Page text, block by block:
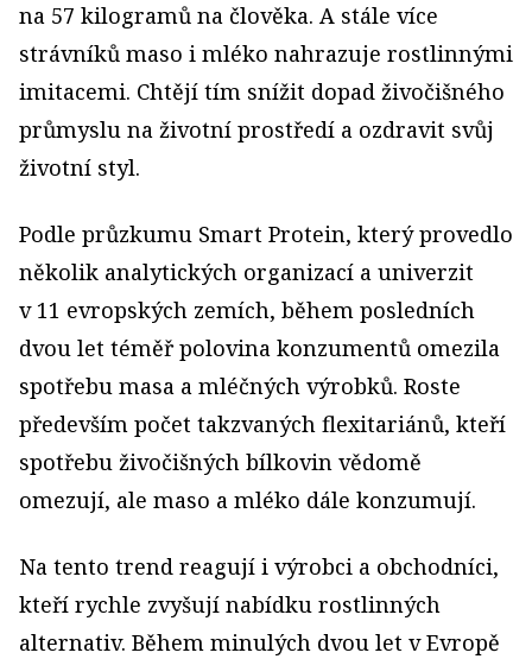
na 57 kilogramů na člověka. A stále více
strávníků maso i mléko nahrazuje rostlinnými
imitacemi. Chtějí tím snížit dopad živočišného
průmyslu na životní prostředí a ozdravit svůj
životní styl.
Podle průzkumu Smart Protein, který provedlo
několik analytických organizací a univerzit
v 11 evropských zemích, během posledních
dvou let téměř polovina konzumentů omezila
spotřebu masa a mléčných výrobků. Roste
především počet takzvaných flexitariánů, kteří
spotřebu živočišných bílkovin vědomě
omezují, ale maso a mléko dále konzumují.
Na tento trend reagují i výrobci a obchodníci,
kteří rychle zvyšují nabídku rostlinných
alternativ. Během minulých dvou let v Evropě